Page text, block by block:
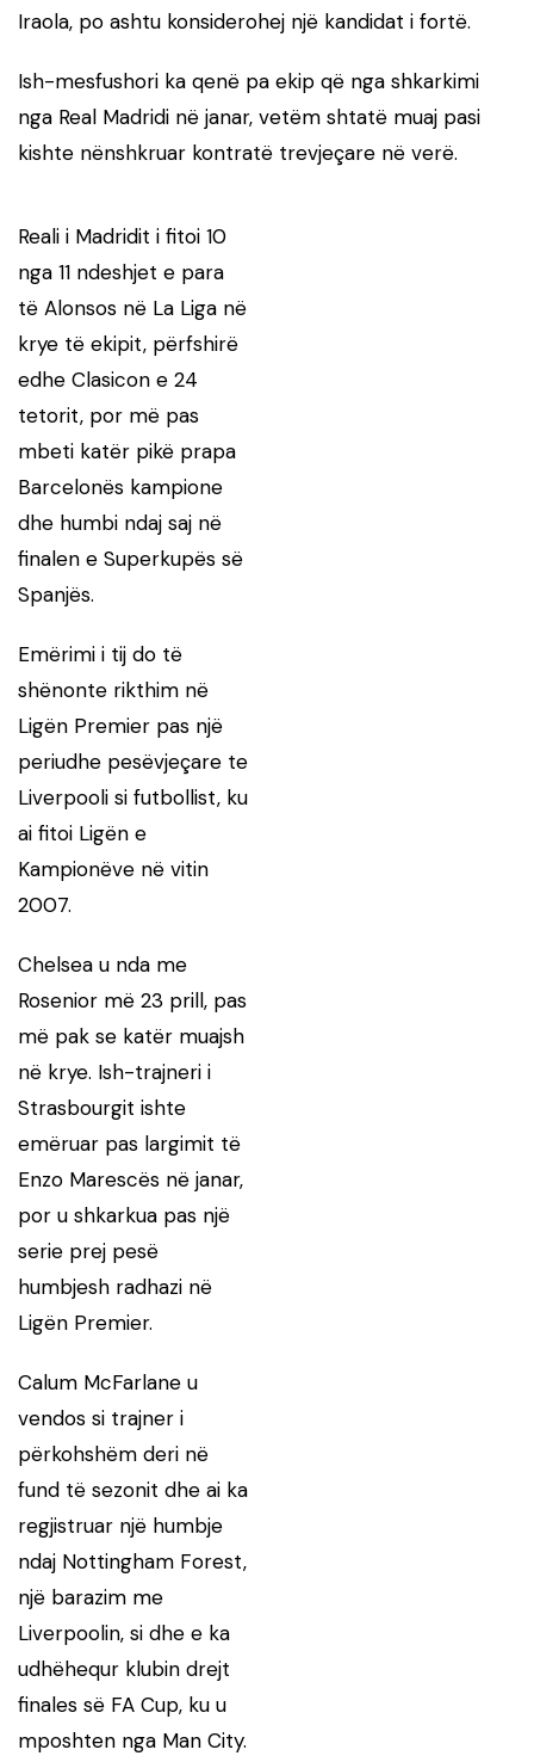
Iraola, po ashtu konsiderohej një kandidat i fortë.
Ish-mesfushori ka qenë pa ekip që nga shkarkimi
nga Real Madridi në janar, vetëm shtatë muaj pasi
kishte nënshkruar kontratë trevjeçare në verë.
Reali i Madridit i fitoi 10
nga 11 ndeshjet e para
të Alonsos në La Liga në
krye të ekipit, përfshirë
edhe Clasicon e 24
tetorit, por më pas
mbeti katër pikë prapa
Barcelonës kampione
dhe humbi ndaj saj në
finalen e Superkupës së
Spanjës.
Emërimi i tij do të
shënonte rikthim në
Ligën Premier pas një
periudhe pesëvjeçare te
Liverpooli si futbollist, ku
ai fitoi Ligën e
Kampionëve në vitin
2007.
Chelsea u nda me
Rosenior më 23 prill, pas
më pak se katër muajsh
në krye. Ish-trajneri i
Strasbourgit ishte
emëruar pas largimit të
Enzo Marescës në janar,
por u shkarkua pas një
serie prej pesë
humbjesh radhazi në
Ligën Premier.
Calum McFarlane u
vendos si trajner i
përkohshëm deri në
fund të sezonit dhe ai ka
regjistruar një humbje
ndaj Nottingham Forest,
një barazim me
Liverpoolin, si dhe e ka
udhëhequr klubin drejt
finales së FA Cup, ku u
mposhten nga Man City.